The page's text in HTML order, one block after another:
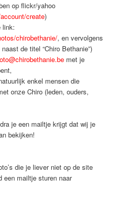
op flickr/yahoo
create)
link:
chirobethanie/, en vervolgens
de titel “Chiro Bethanie”)
met je
enkel mensen die
onze Chiro (leden, ouders,
je een mailtje krijgt dat wij je
bekijken!
die je liever niet op de site
een mailtje sturen naar